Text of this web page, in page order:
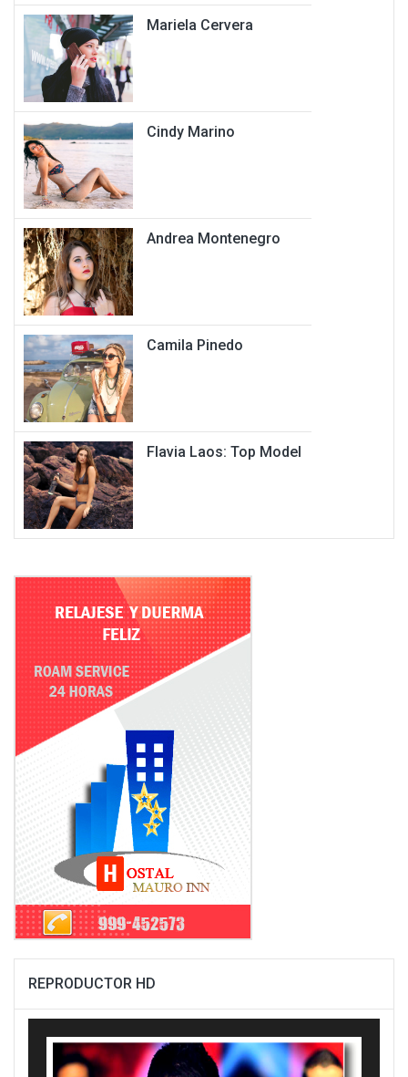
Mariela Cervera
Cindy Marino
Andrea Montenegro
Camila Pinedo
Flavia Laos: Top Model
REPRODUCTOR HD